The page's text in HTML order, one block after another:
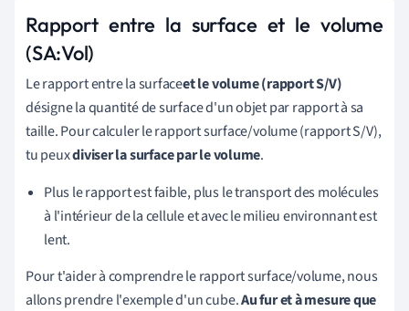
Rapport entre la surface et le volume
(SA:Vol)
Le rapport entre la surfaceet le volume (rapport S/V)
désigne la quantité de surface d'un objet par rapport à sa
taille. Pour calculer le rapport surface/volume (rapport S/V),
tu peuxdiviser la surface par le volume.
Plus le rapport est faible, plus le transport des molécules
à l'intérieur de la cellule et avec le milieu environnant est
lent.
Pour t'aider à comprendre le rapport surface/volume, nous
allons prendre l'exemple d'un cube.Au fur et à mesure que